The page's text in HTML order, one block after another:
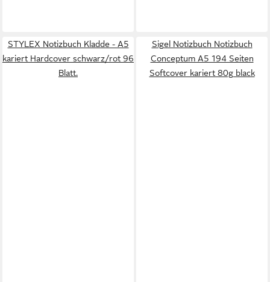
STYLEX Notizbuch Kladde - A5
kariert Hardcover schwarz/rot 96
Blatt.
Sigel Notizbuch Notizbuch
Conceptum A5 194 Seiten
Softcover kariert 80g black